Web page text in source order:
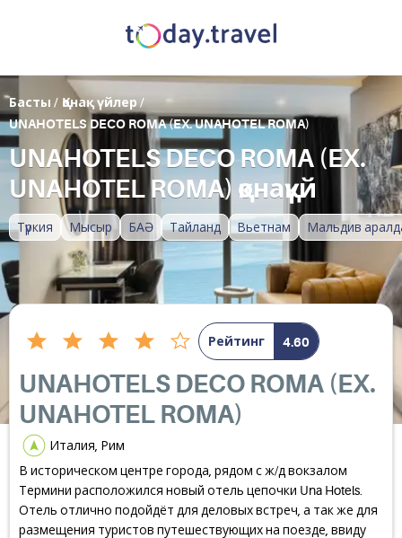
Түркия Мысыр БАӘ Тайланд Вьетнам Мальдив
Басты / Қонақ үйлер/
UNAHOTELS DECO ROMA (EX. UNAHOTEL ROMA)
UNAHOTELS DECO ROMA (EX.
UNAHOTEL ROMA) қонақүй
Рейтинг 4.60
UNAHOTELS DECO ROMA (EX.
UNAHOTEL ROMA)
Италия, Рим
В историческом центре города, рядом с ж/д вокзалом
Термини расположился новый отель цепочки Una Hotels.
Отель отлично подойдёт для деловых встреч, а так же для
размещения туристов путешествующих на поезде, ввиду